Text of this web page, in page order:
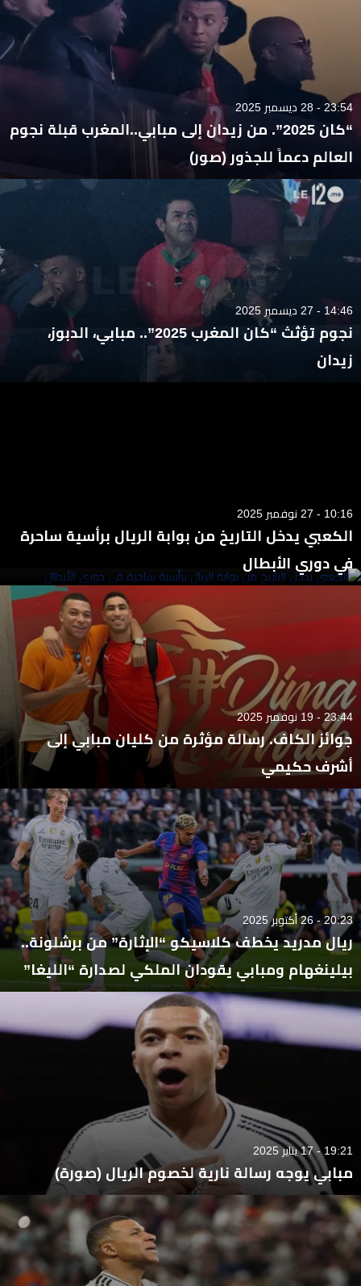
23:54 - 28 ديسمبر 2025
“كان 2025”. من زيدان إلى مبابي..المغرب قبلة نجوم
العالم دعماً للجذور (صور)
14:46 - 27 ديسمبر 2025
نجوم تؤثث “كان المغرب 2025”.. مبابي، الدبوز،
زيدان
10:16 - 27 نوفمبر 2025
الكعبي يدخل التاريخ من بوابة الريال برأسية ساحرة
في دوري الأبطال
23:44 - 19 نوفمبر 2025
جوائز الكاف. رسالة مؤثرة من كليان مبابي إلى
أشرف حكيمي
20:23 - 26 أكتوبر 2025
ريال مدريد يخطف كلاسيكو “الإثارة” من برشلونة..
بيلينغهام ومبابي يقودان الملكي لصدارة “الليغا”
19:21 - 17 يناير 2025
مبابي يوجه رسالة نارية لخصوم الريال (صورة)